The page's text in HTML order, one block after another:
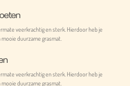
veerkrachtig en sterk. Hierdoor heb je
duurzame grasmat.
veerkrachtig en sterk. Hierdoor heb je
duurzame grasmat.